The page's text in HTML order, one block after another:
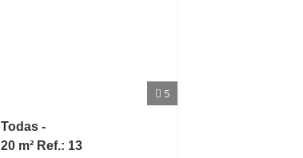
5
Todas -
20 m² Ref.: 13